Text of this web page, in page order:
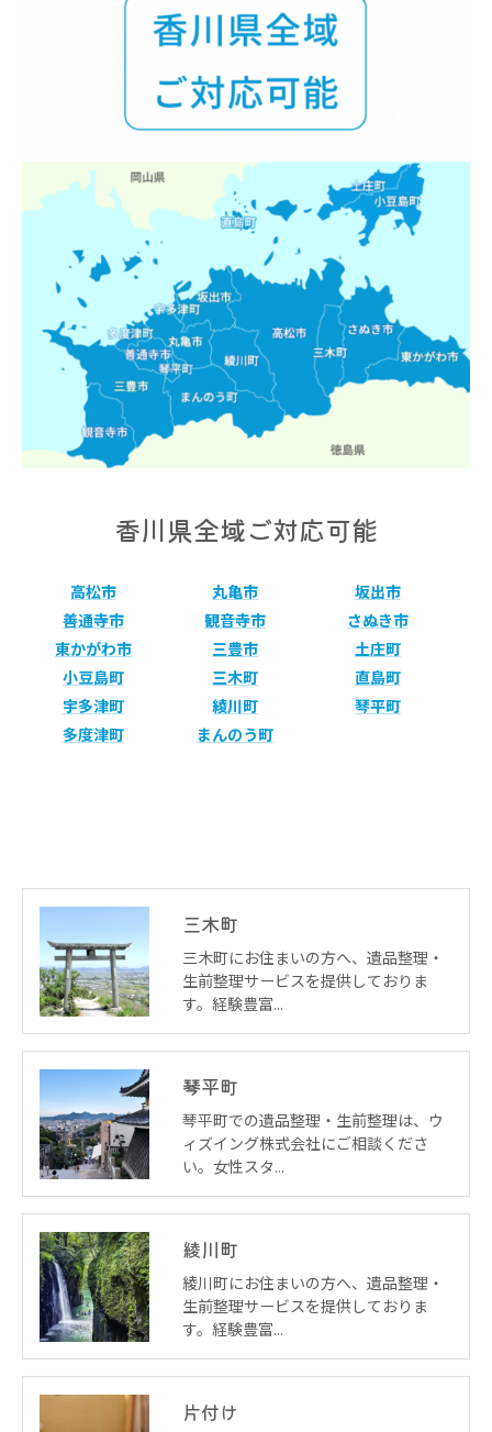
香川県全域ご対応可能
高松市 丸亀市
坂出市
善通寺市
観音寺市
さぬき市
東かがわ市
三豊市
土庄町
小豆島町
三木町
直島町
宇多津町
綾川町
琴平町
多度津町
まんのう町
三木町
三木町にお住まいの方へ、遺品整理・
生前整理サービスを提供しておりま
す。経験豊富…
琴平町
琴平町での遺品整理・生前整理は、ウ
ィズイング株式会社にご相談くださ
い。女性スタ…
綾川町
綾川町にお住まいの方へ、遺品整理・
生前整理サービスを提供しておりま
す。経験豊富…
片付け